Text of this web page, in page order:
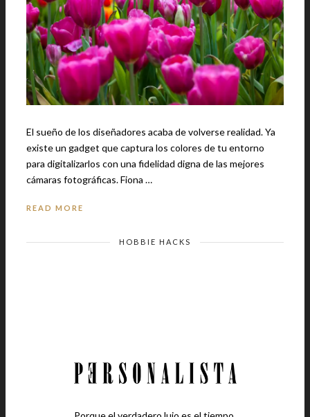
El sueño de los diseñadores acaba de volverse realidad. Ya
existe un gadget que captura los colores de tu entorno
para digitalizarlos con una fidelidad digna de las mejores
cámaras fotográficas. Fiona …
READ MORE
HOBBIE HACKS